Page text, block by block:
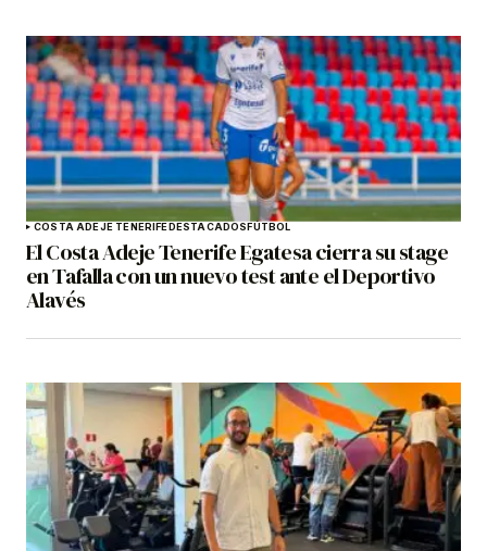
COSTA ADEJE TENERIFEDESTACADOSFÚTBOL
El Costa Adeje Tenerife Egatesa cierra su stage
en Tafalla con un nuevo test ante el Deportivo
Alavés